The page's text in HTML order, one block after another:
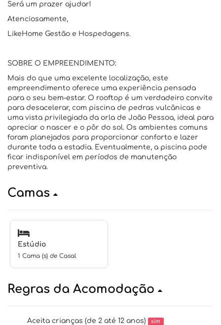
Será um prazer ajudar!
Atenciosamente,
LikeHome Gestão e Hospedagens.
SOBRE O EMPREENDIMENTO:
Mais do que uma excelente localização, este
empreendimento oferece uma experiência pensada
para o seu bem-estar. O rooftop é um verdadeiro convite
para desacelerar, com piscina de pedras vulcânicas e
uma vista privilegiada da orla de João Pessoa, ideal para
apreciar o nascer e o pôr do sol. Os ambientes comuns
foram planejados para proporcionar conforto e lazer
durante toda a estadia. Eventualmente, a piscina pode
ficar indisponível em períodos de manutenção
preventiva.
Camas
Estúdio
1 Cama (s) de Casal
Regras da Acomodação
Aceita crianças (de 2 até 12 anos) sim